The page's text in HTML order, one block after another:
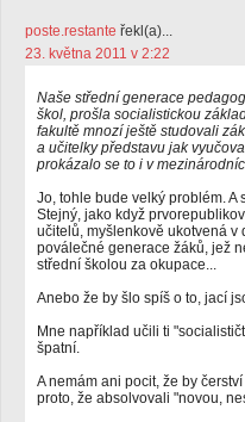
poste.restante řekl(a)...
23. května 2011 v 2:22
Naše střední generace
škol, prošla socialistickou
fakultě mnozí ještě studovali
a učitelky představu jak
prokázalo se to i v
Jo, tohle bude velký problém. A
Stejný, jako když
učitelů, myšlenkově ukotvená
poválečné generace žáků, jež
střední školou za okupace...
Anebo že by šlo spíš o to, jací
Mne například učili ti
špatní.
A nemám ani pocit, že by
proto, že absolvovali "novou,